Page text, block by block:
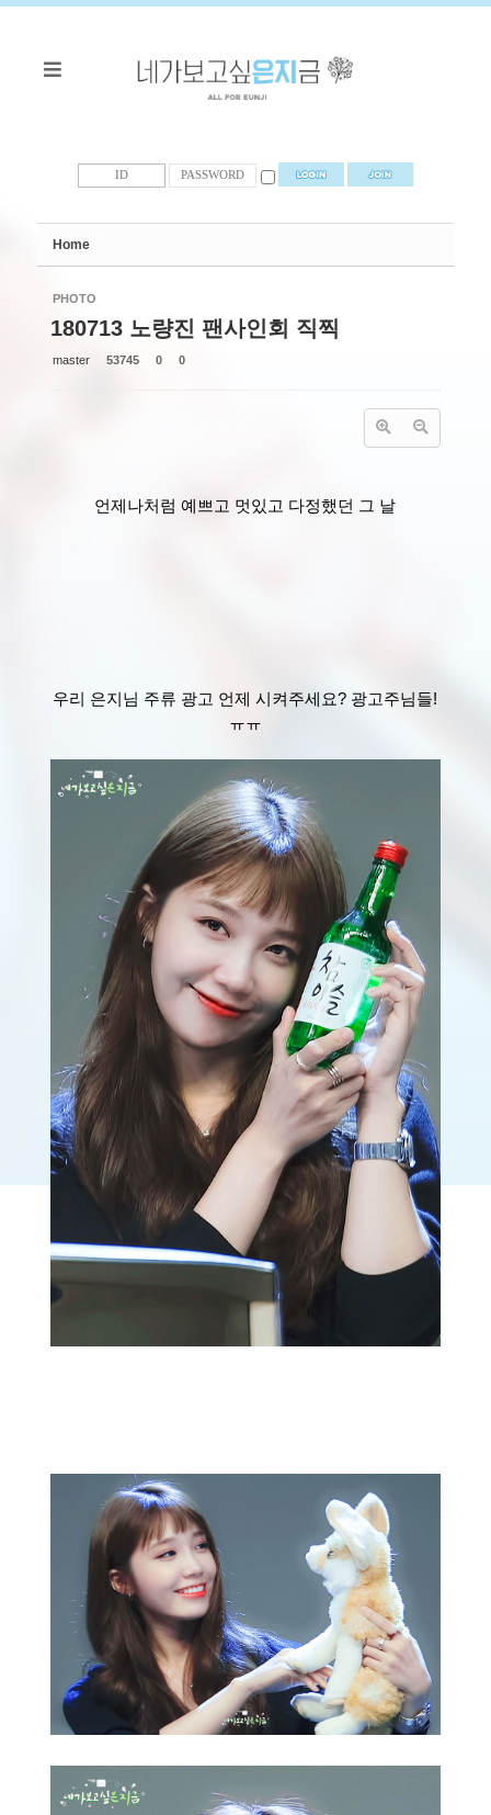
Home
PHOTO
180713 노량진 팬사인회 직찍
master 53745 0 0
언제나처럼 예쁘고 멋있고 다정했던 그 날
우리 은지님 주류 광고 언제 시켜주세요? 광고주님들!
ㅠㅠ
Sketchbook5, 스케치북5
Sketchbook5, 스케치북5